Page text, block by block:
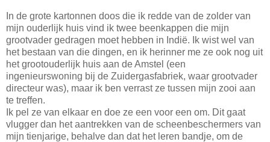
In de grote kartonnen doos die ik redde van de zolder van
mijn ouderlijk huis vind ik twee beenkappen die mijn
grootvader gedragen moet hebben in Indië. Ik wist wel van
het bestaan van die dingen, en ik herinner me ze ook nog uit
het grootouderlijk huis aan de Amstel (een
ingenieurswoning bij de Zuidergasfabriek, waar grootvader
directeur was), maar ik ben verrast ze tussen mijn zooi aan
te treffen.
Ik pel ze van elkaar en doe ze een voor een om. Dit gaat
vlugger dan het aantrekken van de scheenbeschermers van
mijn tienjarige, behalve dan dat het leren bandje, om de